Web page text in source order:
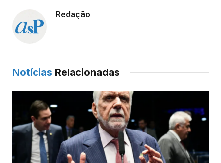
Redação
Notícias Relacionadas